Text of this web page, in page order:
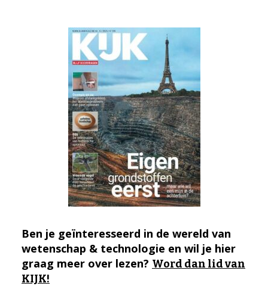
Ben je geïnteresseerd in de wereld van
wetenschap & technologie en wil je hier
graag meer over lezen? Word dan lid van
KIJK!